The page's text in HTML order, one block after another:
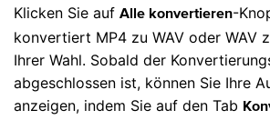
Klicken Sie auf Alle konvertieren-
konvertiert MP4 zu WAV oder WAV
Ihrer Wahl. Sobald der
abgeschlossen ist, können Sie Ihre
anzeigen, indem Sie auf den Tab